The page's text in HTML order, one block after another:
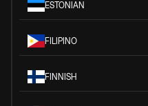
ESTONIAN
FILIPINO
FINNISH